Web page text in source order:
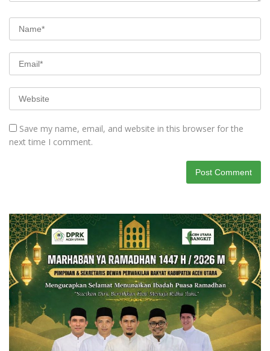
Save my name, email, and website in this browser for the
next time I comment.